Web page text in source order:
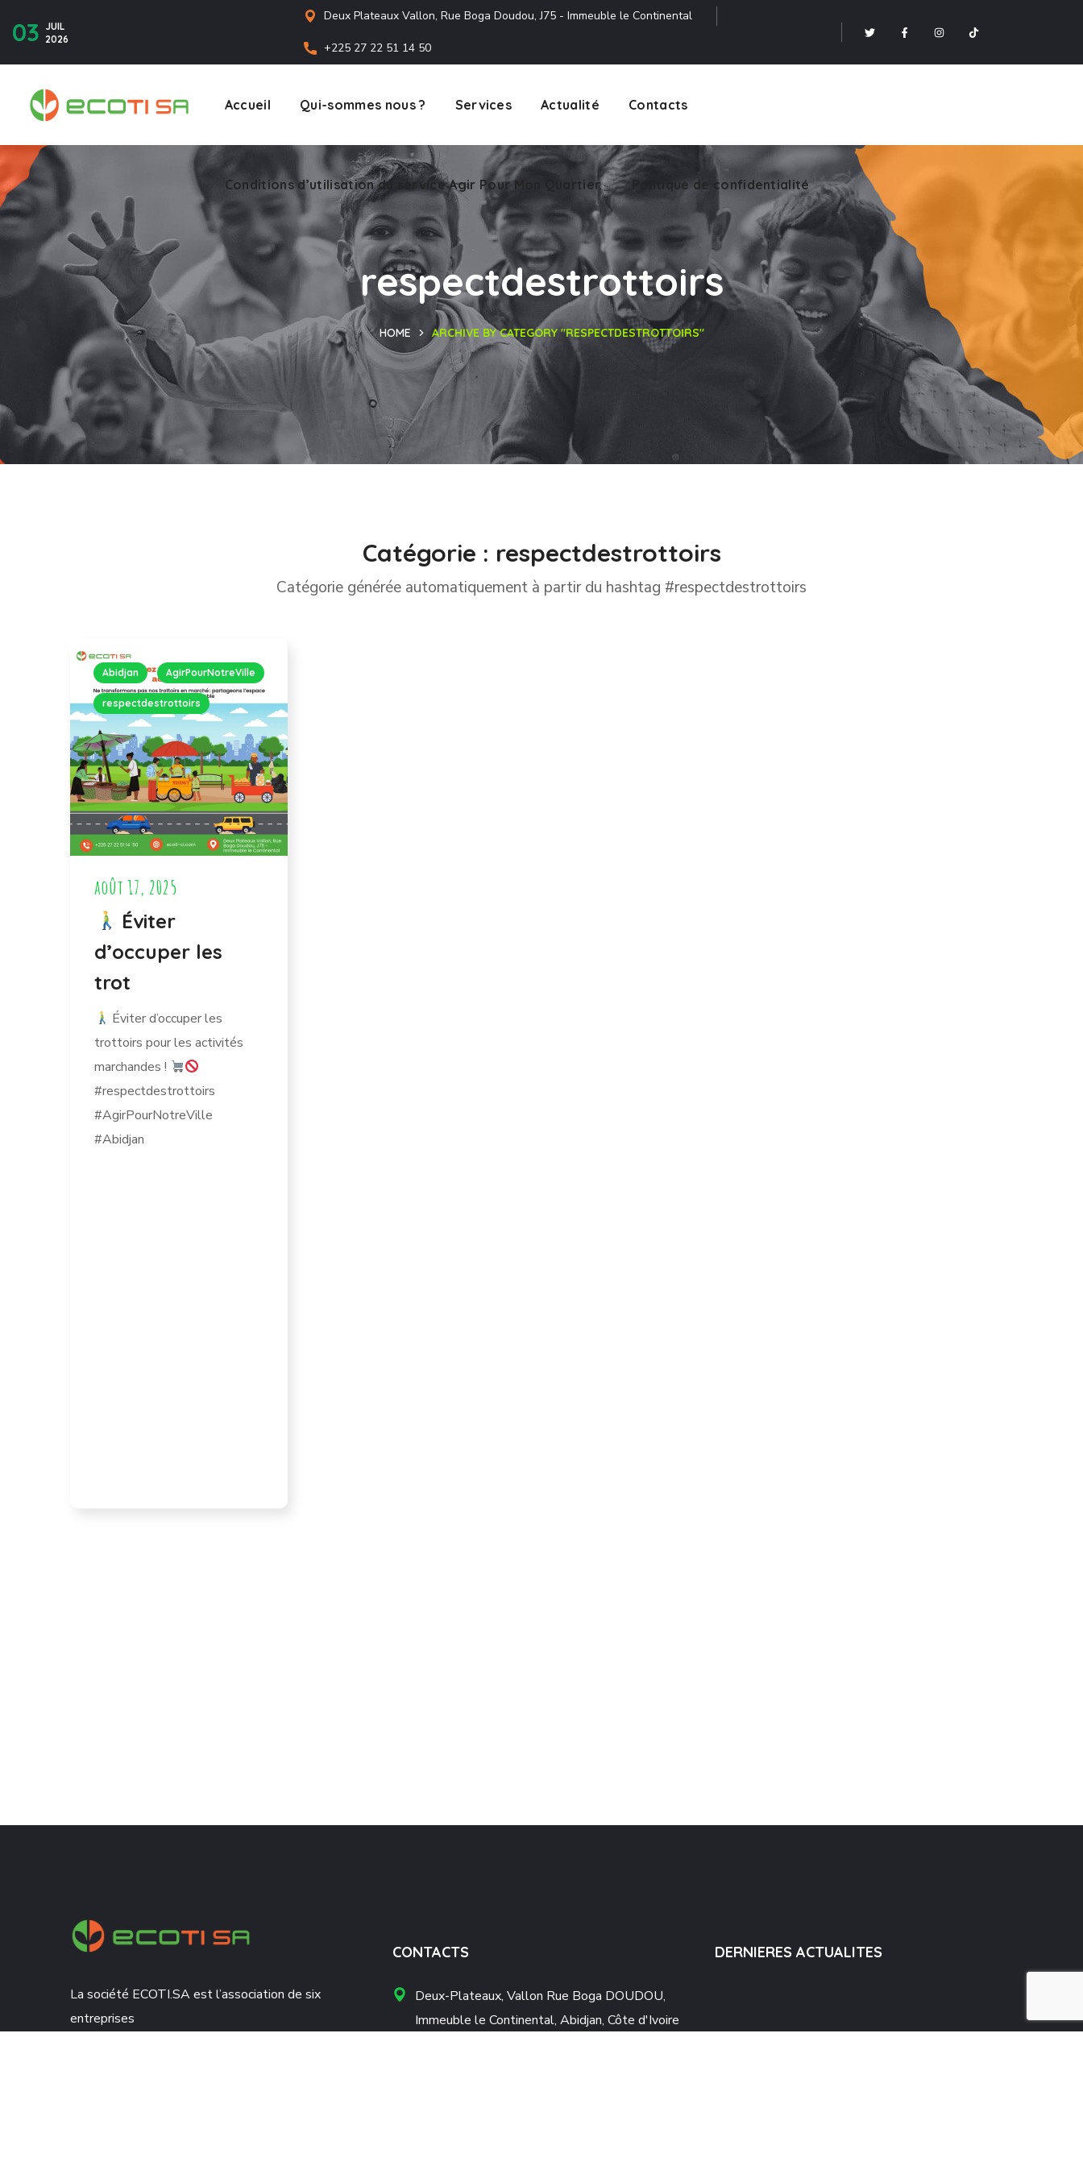
03 JUIL
2026
Deux Plateaux Vallon, Rue Boga Doudou, J75 - Immeuble le Continental
+225 27 22 51 14 50
Accueil Qui-sommes nous ? Services Actualité Contacts
Conditions d’utilisation du service Agir Pour Mon Quartier. Politique de confidentialité
respectdestrottoirs
HOME ARCHIVE BY CATEGORY "RESPECTDESTROTTOIRS"
Catégorie : respectdestrottoirs
Catégorie générée automatiquement à partir du hashtag #respectdestrottoirs
Abidjan AgirPourNotreVille
respectdestrottoirs
août 17, 2025
Éviter
d’occuper les
trot
Éviter d’occuper les
trottoirs pour les activités
marchandes !
#respectdestrottoirs
#AgirPourNotreVille
#Abidjan
La société ECOTI.SA est l’association de six
entreprises
CONTACTS
Deux-Plateaux, Vallon Rue Boga DOUDOU,
Immeuble le Continental, Abidjan, Côte d'Ivoire
DERNIERES ACTUALITES